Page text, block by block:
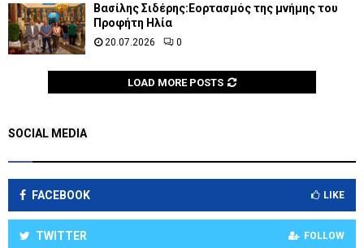
Βασίλης Σιδέρης:Εορτασμός της μνήμης του
Προφήτη Ηλία
20.07.2026 0
LOAD MORE POSTS
SOCIAL MEDIA
FACEBOOK LIKE
TWITTER FOLLOW